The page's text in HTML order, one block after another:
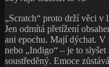
„Scratch“ proto drží věci v
Jen odmítá přetížení
ani epochu. Mají dýchat. V
nebo „Indigo“ – je to
soustředěný. Emoce